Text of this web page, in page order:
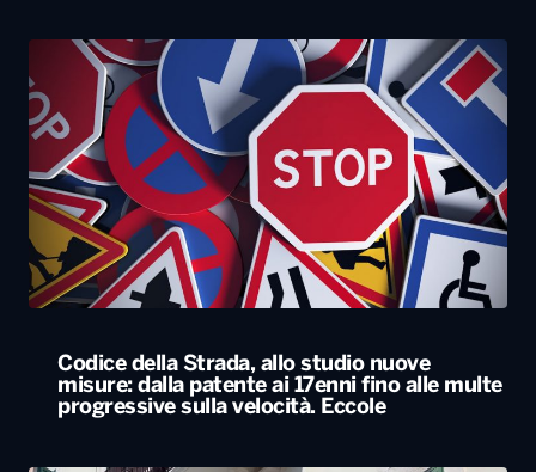
Codice della Strada, allo studio nuove
misure: dalla patente ai 17enni fino alle multe
progressive sulla velocità. Eccole